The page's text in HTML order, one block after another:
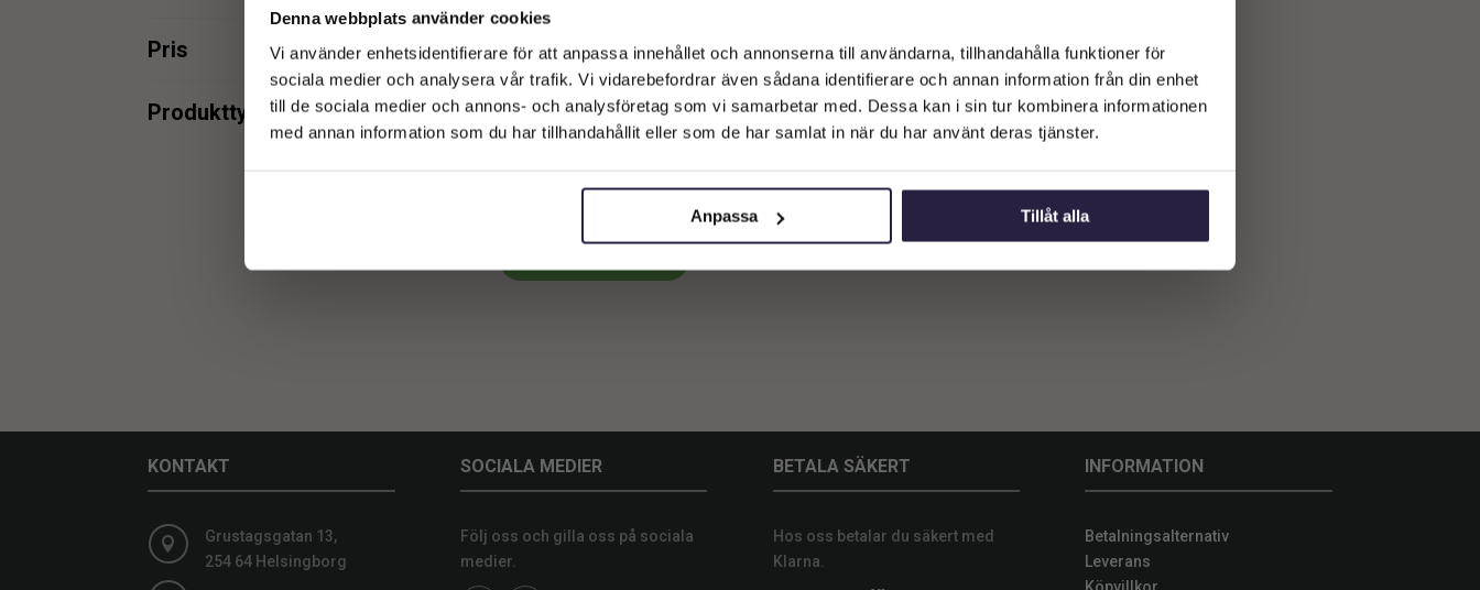
Denna webbplats använder cookies
Vi använder enhetsidentifierare för att anpassa innehållet och annonserna till användarna, tillhandahålla funktioner för
sociala medier och analysera vår trafik. Vi vidarebefordrar även sådana identifierare och annan information från din enhet
till de sociala medier och annons- och analysföretag som vi samarbetar med. Dessa kan i sin tur kombinera informationen
med annan information som du har tillhandahållit eller som de har samlat in när du har använt deras tjänster.
Anpassa Tillåt alla
Pris
max.
Produkttyper
27x14x40,5cm
829kr
KONTAKT

Grustagsgatan 13,
254 64 Helsingborg
SOCIALA MEDIER
Följ oss och gilla oss på sociala
medier.
BETALA SÄKERT
Hos oss betalar du säkert med
Klarna.
INFORMATION
Betalningsalternativ
Leverans
Vilken typ av kund är du? Du kan alltid justera ditt val längst upp
Företagskund (exkl. moms)